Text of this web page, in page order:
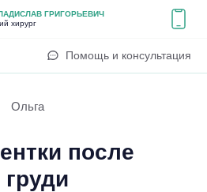
ГРИГОРЬЕВИЧ
хирург
Помощь и консультация
Ольга
после